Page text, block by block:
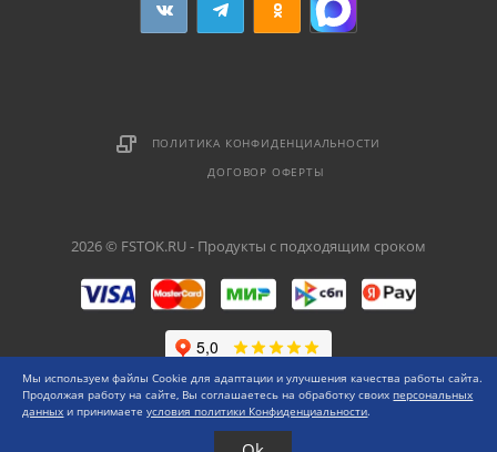
ПОЛИТИКА КОНФИДЕНЦИАЛЬНОСТИ
ДОГОВОР ОФЕРТЫ
2026 © FSTOK.RU - Продукты с подходящим сроком
Мы используем файлы Cookie для адаптации и улучшения качества работы сайта.
Продолжая работу на сайте, Вы соглашаетесь на обработку своихперсональных
данных и принимаетеусловия политики Конфиденциальности.